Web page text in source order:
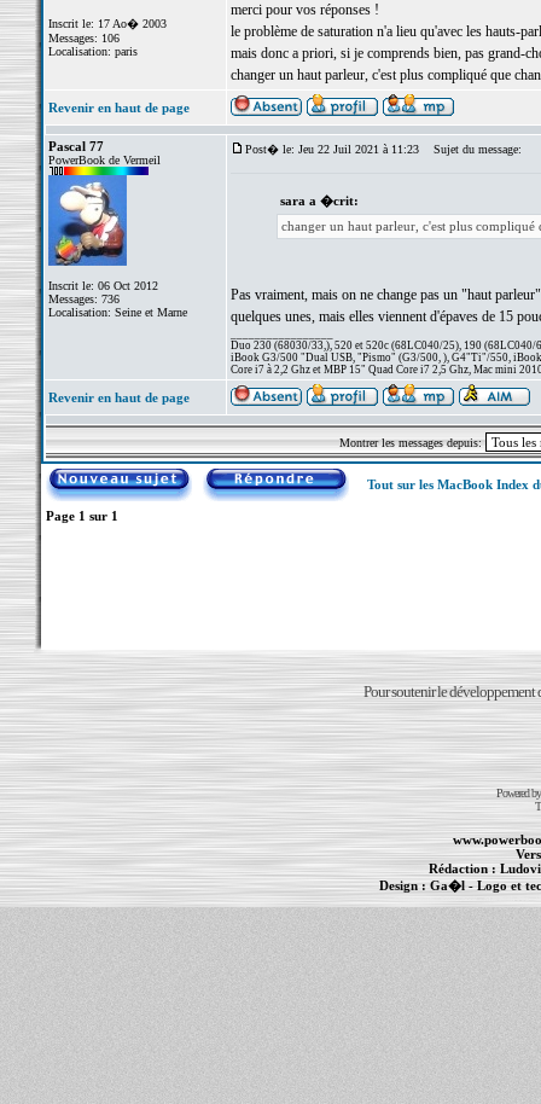
Inscrit le: 17 Ao� 2003
Messages: 106
Localisation: paris
merci pour vos réponses !
le problème de saturation n'a lieu qu'avec les hauts-
mais donc a priori, si je comprends bien, pas grand-
changer un haut parleur, c'est plus compliqué que
Revenir en haut de page
Pascal 77
PowerBook de Vermeil
Inscrit le: 06 Oct 2012
Messages: 736
Localisation: Seine et Marne
Post� le: Jeu 22 Juil 2021 à 11:23 Sujet du message:
sara a �crit:
changer un haut parleur, c'est plus
Pas vraiment, mais on ne change pas un "haut
quelques unes, mais elles viennent d'épaves de 15
Duo 230 (68030/33,), 520 et 520c (68LC040/25), 190 (68LC040/
iBook G3/500 "Dual USB, "Pismo" (G3/500, ), G4"Ti"/550,
Core i7 à 2,2 Ghz et MBP 15" Quad Core i7 2,5 Ghz, Mac mini
Revenir en haut de page
Montrer les messages depuis:
Tout sur les MacBook Index
Page 1 sur 1
Pour soutenir le développement
Powered
Rédaction :
Design : Ga�l- Logo et
Informations : PowerBook